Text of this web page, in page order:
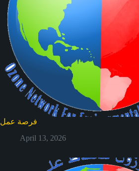
فرصة عمل
April 13, 2026